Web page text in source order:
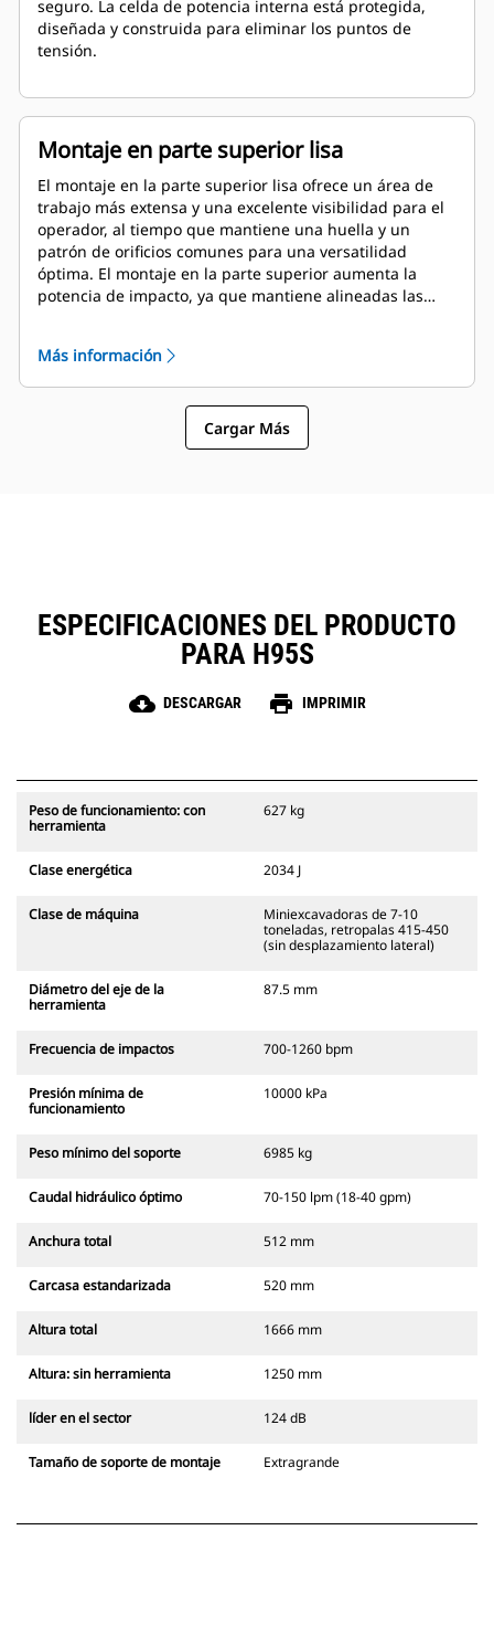
seguro. La celda de potencia interna está protegida,
diseñada y construida para eliminar los puntos de
tensión.
Montaje en parte superior lisa
El montaje en la parte superior lisa ofrece un área de
trabajo más extensa y una excelente visibilidad para el
operador, al tiempo que mantiene una huella y un
patrón de orificios comunes para una versatilidad
óptima. El montaje en la parte superior aumenta la
potencia de impacto, ya que mantiene alineadas las
de doblado sustancialmente menores al extremo del
brazo, lo que supone un menor impacto en las
estructuras de la máquina. Hay disponibles
complementos de soporte de montaje para satisfacer
tanto la preferencia por acoplamiento como por
Más información
Cargar Más
ESPECIFICACIONES DEL PRODUCTO
PARA H95S
cloud_download DESCARGAR print IMPRIMIR
Peso de funcionamiento: con
herramienta
627 kg
Clase energética 2034 J
Clase de máquina
Miniexcavadoras de 7-10
toneladas, retropalas 415-450
(sin desplazamiento lateral)
Diámetro del eje de la
herramienta
87.5 mm
Frecuencia de impactos 700-1260 bpm
Presión mínima de
funcionamiento
10000 kPa
Peso mínimo del soporte 6985 kg
Caudal hidráulico óptimo 70-150 lpm (18-40 gpm)
Anchura total 512 mm
Carcasa estandarizada 520 mm
Altura total 1666 mm
Altura: sin herramienta 1250 mm
líder en el sector 124 dB
Tamaño de soporte de montaje Extragrande